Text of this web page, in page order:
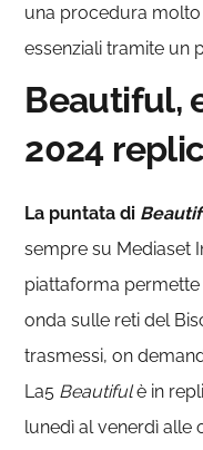
una procedura
essenziali tramite un
Beautiful,
2024
La puntata di
sempre su Mediaset
piattaforma
onda sulle reti del
trasmessi, on
La5 Beautifulè in
lunedì al venerdì alle